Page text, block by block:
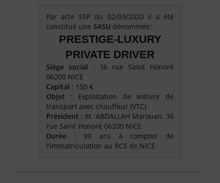
Par acte SSP du 02/03/2020 il a été
constitué une SASU dénommée:
PRESTIGE-LUXURY
PRIVATE DRIVER
Siège social : 36 rue Saint Honoré
06200 NICE
Capital : 150 €
Objet : Exploitation de voiture de
transport avec chauffeur (VTC)
Président : M. ABDALLAH Marouan, 36
rue Saint Honoré 06200 NICE
Durée : 99 ans à compter de
l'immatriculation au RCS de NICE